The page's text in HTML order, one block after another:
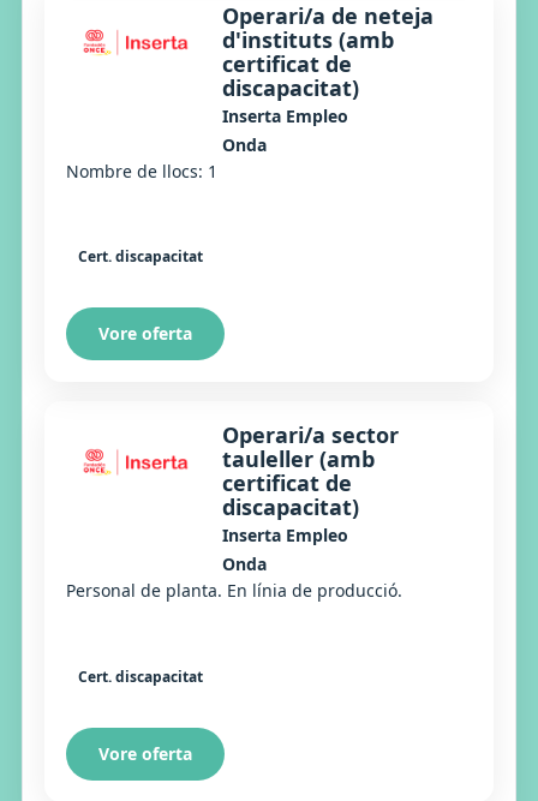
Operari/a de neteja
d'instituts (amb
certificat de
discapacitat)
Inserta Empleo
Onda
Nombre de llocs: 1
Cert. discapacitat
Vore oferta
Operari/a sector
tauleller (amb
certificat de
discapacitat)
Inserta Empleo
Onda
Personal de planta. En línia de producció.
Cert. discapacitat
Vore oferta